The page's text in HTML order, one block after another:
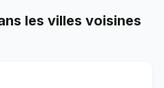
les villes voisines